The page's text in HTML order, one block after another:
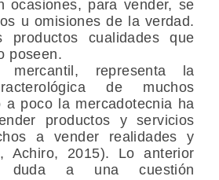
ocasiones, para vender, se
u omisiones de la verdad.
productos cualidades que
poseen.
mercantil, representa la
de muchos
a poco la mercadotecnia ha
productos y servicios
a vender realidades y
Achiro, 2015). Lo anterior
duda a una cuestión